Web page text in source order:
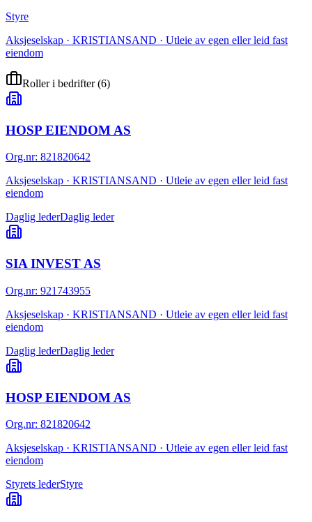
Styre
Aksjeselskap · KRISTIANSAND · Utleie av egen eller leid fast
eiendom
Roller i bedrifter(6)
HOSP EIENDOM AS
Org.nr: 821820642
Aksjeselskap · KRISTIANSAND · Utleie av egen eller leid fast
eiendom
Daglig lederDaglig leder
SIA INVEST AS
Org.nr: 921743955
Aksjeselskap · KRISTIANSAND · Utleie av egen eller leid fast
eiendom
Daglig lederDaglig leder
HOSP EIENDOM AS
Org.nr: 821820642
Aksjeselskap · KRISTIANSAND · Utleie av egen eller leid fast
eiendom
Styrets lederStyre